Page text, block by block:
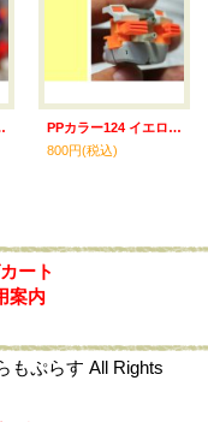
や消し 30ml
PPカラー124 イエロー専用下地色 つや消し 30ml
800円(税込)
ート
案内
もぷらす All Rights